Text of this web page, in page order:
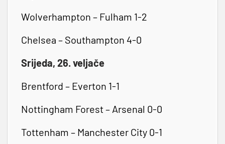
Wolverhampton – Fulham 1-2
Chelsea – Southampton 4-0
Srijeda, 26. veljače
Brentford – Everton 1-1
Nottingham Forest – Arsenal 0-0
Tottenham – Manchester City 0-1